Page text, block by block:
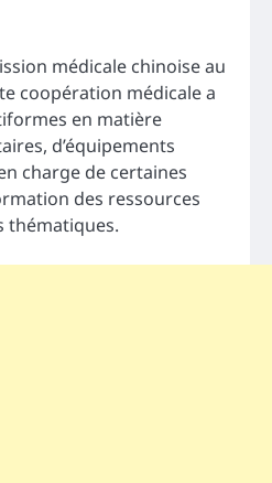
médicale chinoise au
coopération médicale a
en matière
d’équipements
charge de certaines
des ressources
thématiques.